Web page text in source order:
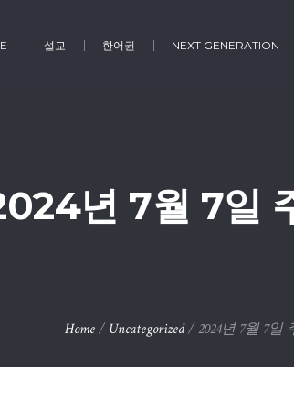
설교 한어권 NEXT GENERATION
년 7월 7일
Home / Uncategorized /2024년 7월 7일